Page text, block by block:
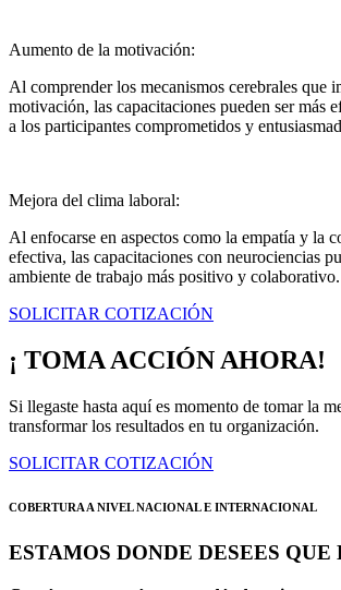
Aumento de la motivación:
Al comprender los mecanismos cerebrales que
motivación, las capacitaciones pueden ser más
a los participantes comprometidos y
Mejora del clima laboral:
Al enfocarse en aspectos como la empatía y la
efectiva, las capacitaciones con neurociencias
ambiente de trabajo más positivo y colaborativo.
SOLICITAR COTIZACIÓN
¡ TOMA ACCIÓN AHORA!
Si llegaste hasta aquí es momento de tomar la
transformar los resultados en tu organización.
SOLICITAR COTIZACIÓN
COBERTURA A NIVEL NACIONAL E INTERNACIONAL
ESTAMOS DONDE DESEES QUE